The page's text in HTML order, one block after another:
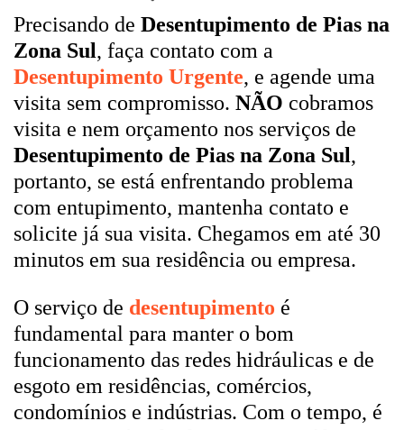
Precisando de Desentupimento de Pias na
Zona Sul, faça contato com a
Desentupimento Urgente, e agende uma
visita sem compromisso. NÃO cobramos
visita e nem orçamento nos serviços de
Desentupimento de Pias na Zona Sul,
portanto, se está enfrentando problema
com entupimento, mantenha contato e
solicite já sua visita. Chegamos em até 30
minutos em sua residência ou empresa.
O serviço de desentupimento é
fundamental para manter o bom
funcionamento das redes hidráulicas e de
esgoto em residências, comércios,
condomínios e indústrias. Com o tempo, é